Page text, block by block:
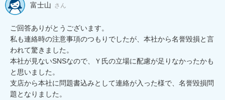
富士山 さん
ご回答ありがとうございます。
私も連絡時の注意事項のつもりでしたが、本社から名誉毀損と言
われて驚きました。
本社が見ないSNSなので、Ｙ氏の立場に配慮が足りなかったかも
と思いました。
支店から本社に問題書込みとして連絡が入った様で、名誉毀損問
題となりました。